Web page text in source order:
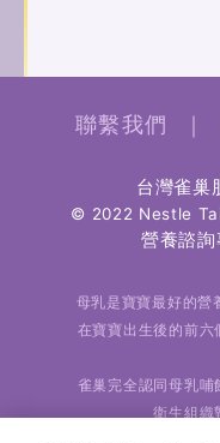
聯繫我們 ｜
台灣雀巢
© 2022 Nestle
營養諮詢
母乳是寶寶最好的營
在寶寶出生後的前六
雀巢完全認同母乳哺
衛生組織